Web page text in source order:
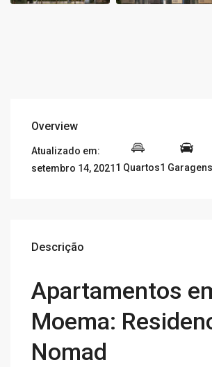
Overview
Atualizado em:
setembro 14, 2021 1 Quartos1 Garagens
Descrição
Apartamentos
Moema:
Nomad